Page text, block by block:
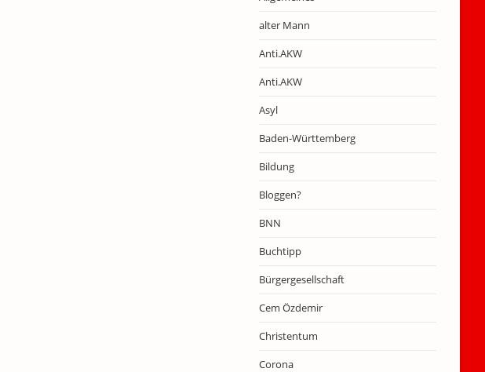
alter Mann
Anti.AKW
Anti.AKW
Asyl
Baden-Württemberg
Bildung
Bloggen?
BNN
Buchtipp
Bürgergesellschaft
Cem Özdemir
Christentum
Corona